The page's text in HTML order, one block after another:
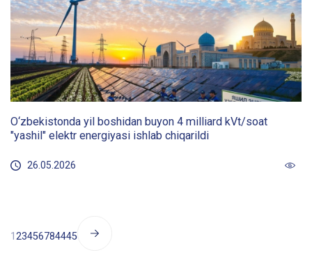
O‘zbekistonda yil boshidan buyon 4 milliard kVt/soat
"yashil" elektr energiyasi ishlab chiqarildi
26.05.2026
1 23456784445